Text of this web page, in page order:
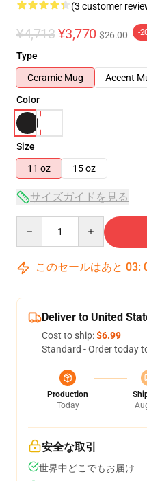
(3 customer
¥4,713 ¥3,770 $26.00 -
Type
Ceramic Mug
Accent
Color
Size
11 oz
15 oz
サイズガイドを見る
このセールはあと 03:
Deliver to United
Cost to ship:$6.99
Standard - Order today
Production
Today
安全な取引
世界中どこでもお届け